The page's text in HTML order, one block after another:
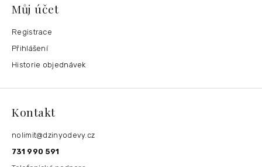
Můj účet
Registrace
Přihlášení
Historie objednávek
Kontakt
nolimit@dzinyodevy.cz
731 990 591